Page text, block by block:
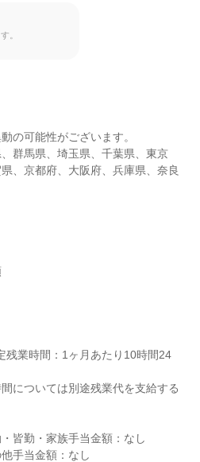
。
の可能性がございます。
群馬県、埼玉県、千葉県、東京
、京都府、大阪府、兵庫県、奈良
残業時間：1ヶ月あたり10時間24
については別途残業代を支給する
皆勤・家族手当金額：なし
手当金額：なし